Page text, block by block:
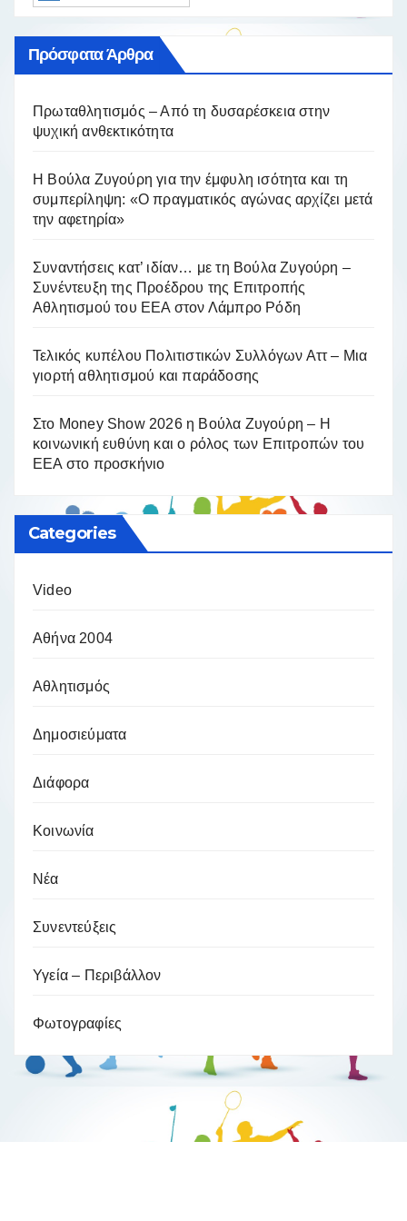
Πρόσφατα Άρθρα
Πρωταθλητισμός – Από τη δυσαρέσκεια στην
ψυχική ανθεκτικότητα
Η Βούλα Ζυγούρη για την έμφυλη ισότητα και τη
συμπερίληψη: «Ο πραγματικός αγώνας αρχίζει μετά
την αφετηρία»
Συναντήσεις κατ’ ιδίαν… με τη Βούλα Ζυγούρη –
Συνέντευξη της Προέδρου της Επιτροπής
Αθλητισμού του ΕΕΑ στον Λάμπρο Ρόδη
Τελικός κυπέλου Πολιτιστικών Συλλόγων Αττ – Μια
γιορτή αθλητισμού και παράδοσης
Στο Money Show 2026 η Βούλα Ζυγούρη – Η
κοινωνική ευθύνη και ο ρόλος των Επιτροπών του
ΕΕΑ στο προσκήνιο
Categories
Video
Αθήνα 2004
Αθλητισμός
Δημοσιεύματα
Διάφορα
Κοινωνία
Νέα
Συνεντεύξεις
Υγεία – Περιβάλλον
Φωτογραφίες